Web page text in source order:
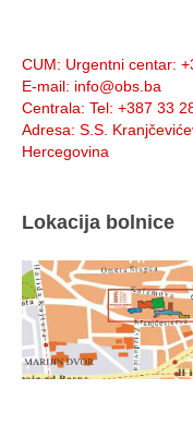
CUM: Urgentni centar:
E-mail: info@obs.ba
Centrala: Tel: +387 33
Adresa: S.S.
Hercegovina
Lokacija bolnice